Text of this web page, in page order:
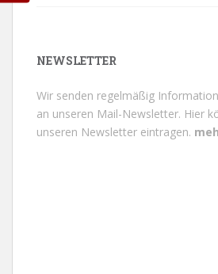
NEWSLETTER
Wir senden regelmäßig
an unseren Mail-Newsletter. Hier
unseren Newsletter eintragen.